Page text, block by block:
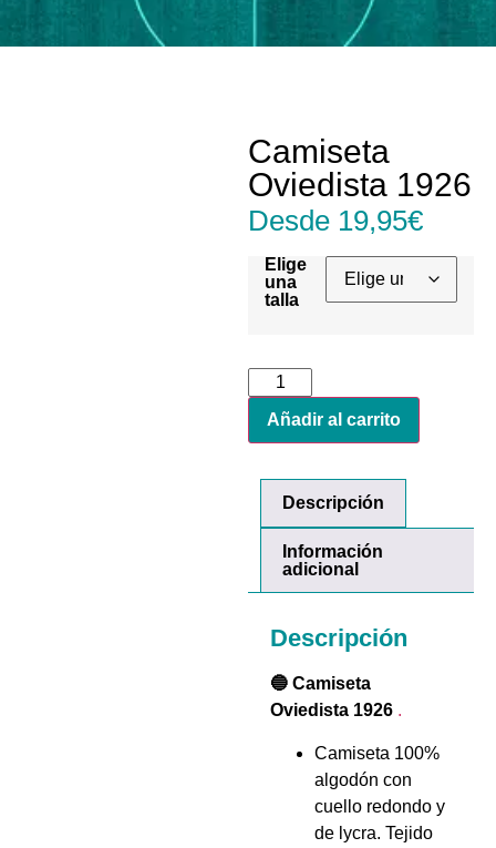
Camiseta
Oviedista 1926
Desde 19,95€
Elige
una
talla
Añadir al carrito
Descripción
Información
adicional
Descripción
🔵 Camiseta
Oviedista 1926 .
Camiseta 100%
algodón con
cuello redondo y
de lycra. Tejido